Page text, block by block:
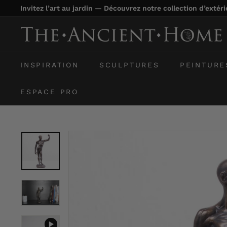
Passer
contenuPause
Invitez l’art au jardin — Découvrez notre collection
T
e
n
c
e
H
m
INSPIRATION SCULPTURES
ESPACE PRO